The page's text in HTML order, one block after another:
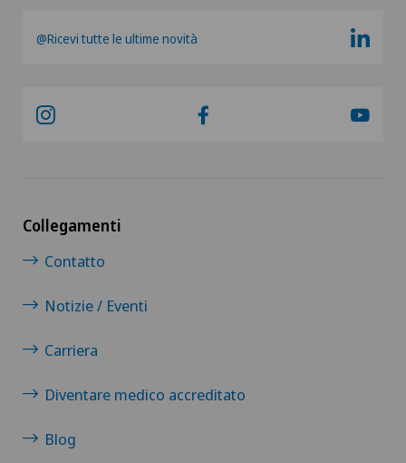
@Ricevi tutte le ultime novità
Collegamenti
Contatto
Notizie / Eventi
Carriera
Diventare medico accreditato
Blog